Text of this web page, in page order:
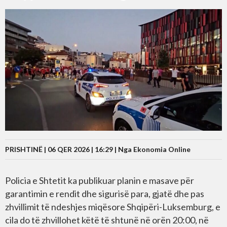
PRISHTINË | 06 QER 2026 | 16:29 | Nga Ekonomia Online
Policia e Shtetit ka publikuar planin e masave për
garantimin e rendit dhe sigurisë para, gjatë dhe pas
zhvillimit të ndeshjes miqësore Shqipëri-Luksemburg, e
cila do të zhvillohet këtë të shtunë në orën 20:00, në